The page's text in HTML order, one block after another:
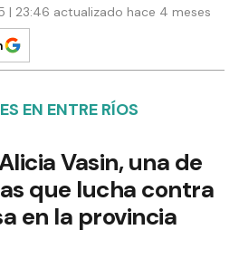
| 23:46 actualizado hace 4 meses
EN ENTRE RÍOS
Vasin, una de
que lucha contra
en la provincia